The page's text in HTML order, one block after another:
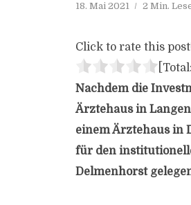
18. Mai 2021 2 Min.
Click to rate this
[Total:
Nachdem die
Ärztehaus in
einem Ärztehaus in
für den
Delmenhorst